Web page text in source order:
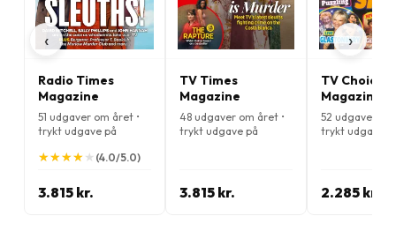
‹
Radio Times
Magazine
51 udgaver om året •
trykt udgave på
★
★★
★★
★★
★★
★ (4.0/5.0)
3.815 kr.
TV Times
Magazine
48 udgaver om året •
trykt udgave på
3.815 kr.
TV Choice
Magazine
52 udgaver
trykt udgave
2.285 kr.
›